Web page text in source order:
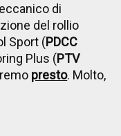
di
del rollio
Sport (PDCC
Plus (PTV
presto. Molto,